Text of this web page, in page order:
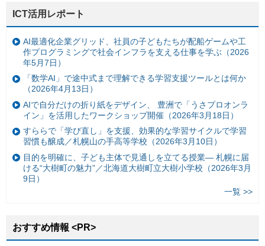
ICT活用レポート
AI最適化企業グリッド、社員の子どもたちが配船ゲームや工
作プログラミングで社会インフラを支える仕事を学ぶ（2026
年5月7日）
「数学AI」で途中式まで理解できる学習支援ツールとは何か
（2026年4月13日）
AIで自分だけの折り紙をデザイン、 豊洲で「うさプロオンラ
イン」を活用したワークショップ開催（2026年3月18日）
すららで「学び直し」を支援、効果的な学習サイクルで学習
習慣も醸成／札幌山の手高等学校（2026年3月10日）
目的を明確に、子ども主体で見通しを立てる授業— 札幌に届
ける“大樹町の魅力”／北海道大樹町立大樹小学校（2026年3月
9日）
一覧 >>
おすすめ情報 <PR>